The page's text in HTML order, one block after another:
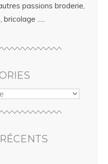
passions broderie,
.....